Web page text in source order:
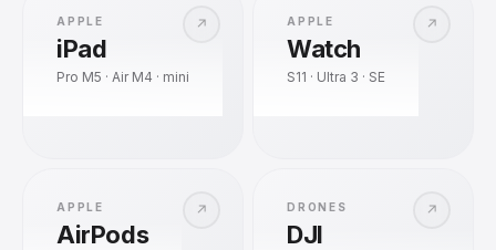
↗
APPLE
iPad
Pro M5 · Air M4 · mini
↗
APPLE
Watch
S11 · Ultra 3 · SE
↗
APPLE
AirPods
↗
DRONES
DJI